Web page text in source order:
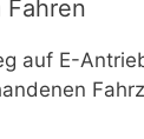
auf E-